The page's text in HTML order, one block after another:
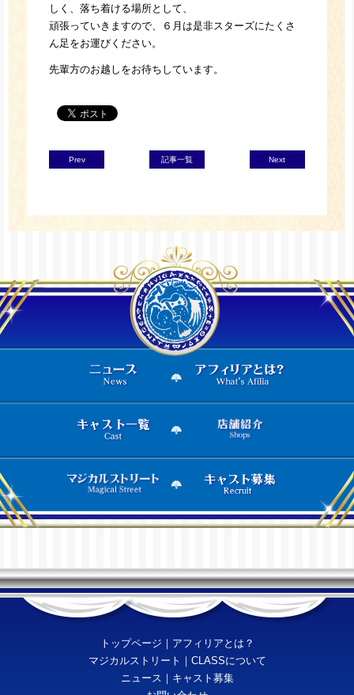
しく、落ち着ける場所として、
頑張っていきますので、６月は是非スターズにたくさ
ん足をお運びください。
先輩方のお越しをお待ちしています。
Prev 記事一覧 Next
トップページ ｜ アフィリアとは？
マジカルストリート ｜ CLASSについて
ニュース ｜ キャスト募集